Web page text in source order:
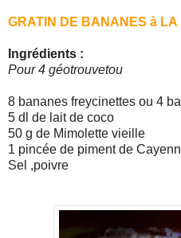
GRATIN DE BANANES à LA
Ingrédients :
Pour 4 géotrouvetou
8 bananes freycinettes ou 4
5 dl de lait de coco
50 g de Mimolette vieille
1 pincée de piment de
Sel ,poivre